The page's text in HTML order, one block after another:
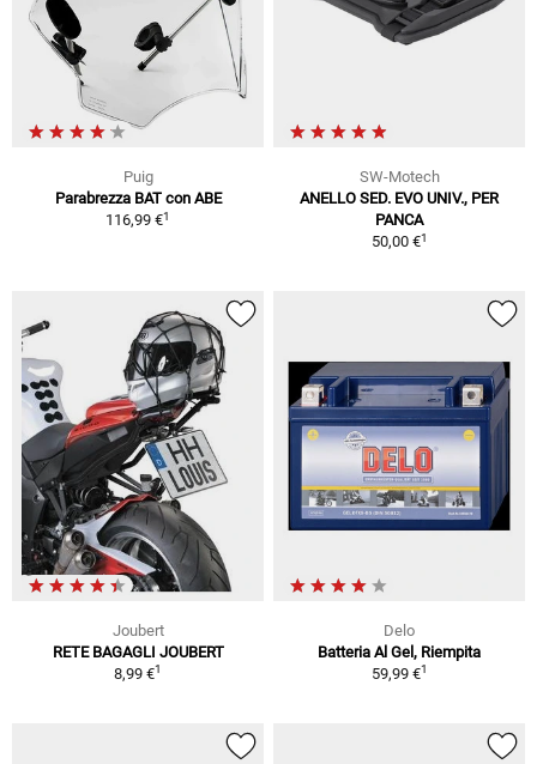
Puig
Parabrezza BAT con ABE
116,99 €1
SW-Motech
ANELLO SED. EVO UNIV., PER
PANCA
50,00 €1
Joubert
RETE BAGAGLI JOUBERT
8,99 €1
Delo
Batteria Al Gel, Riempita
59,99 €1